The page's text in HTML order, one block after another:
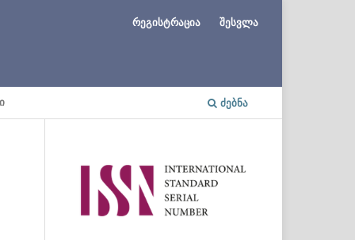
ᲫᲔᲑᲜᲐ
რეგისტრაცია შესვლა